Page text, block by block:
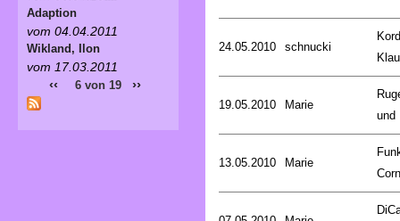
24.05.2010 schnucki
19.05.2010 Marie
und
13.05.2010 Marie
Adaption
vom 04.04.2011
Wikland, Ilon
vom 17.03.2011
‹‹ 6 von 19 ››